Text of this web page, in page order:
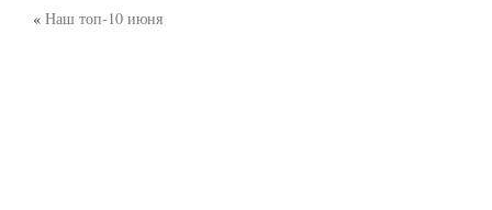
« Наш топ-10 июня